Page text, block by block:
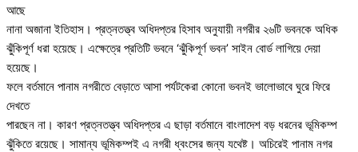
আছে
নানা অজানা ইতিহাস। প্রত্নতত্ত্ব অধিদপ্তর হিসাব অনুযায়ী নগরীর ২৬টি ভবনকে অধিক
ঝুঁকিপূর্ণ ধরা হয়েছে। এক্ষেত্রে প্রতিটি ভবনে ‘ঝুঁকিপূর্ণ ভবন’ সাইন বোর্ড লাগিয়ে দেয়া
হয়েছে।
ফলে বর্তমানে পানাম নগরীতে বেড়াতে আসা পর্যটকেরা কোনো ভবনই ভালোভাবে ঘুরে ফিরে
দেখতে
পারছেন না। কারণ প্রত্নতত্ত্ব অধিদপ্তর এ ছাড়া বর্তমানে বাংলাদেশ বড় ধরনের ভূমিকম্প
ঝুঁকিতে রয়েছে। সামান্য ভূমিকম্পই এ নগরী ধ্বংসের জন্য যথেষ্ট। অচিরেই পানাম নগর